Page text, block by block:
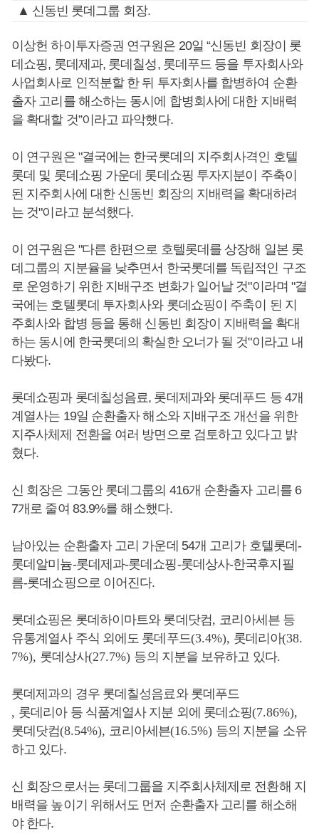
▲ 신동빈 롯데그룹 회장.
이상헌 하이투자증권 연구원은 20일 “신동빈 회장이 롯
데쇼핑, 롯데제과, 롯데칠성, 롯데푸드 등을 투자회사와
사업회사로 인적분할 한 뒤 투자회사를 합병하여 순환
출자 고리를 해소하는 동시에 합병회사에 대한 지배력
을 확대할 것”이라고 파악했다.
이 연구원은 "결국에는 한국롯데의 지주회사격인 호텔
롯데 및 롯데쇼핑 가운데 롯데쇼핑 투자지분이 주축이
된 지주회사에 대한 신동빈 회장의 지배력을 확대하려
는 것"이라고 분석했다.
이 연구원은 "다른 한편으로 호텔롯데를 상장해 일본 롯
데그룹의 지분율을 낮추면서 한국롯데를 독립적인 구조
로 운영하기 위한 지배구조 변화가 일어날 것"이라며 "결
국에는 호텔롯데 투자회사와 롯데쇼핑이 주축이 된 지
주회사와 합병 등을 통해 신동빈 회장이 지배력을 확대
하는 동시에 한국롯데의 확실한 오너가 될 것"이라고 내
다봤다.
롯데쇼핑과 롯데칠성음료, 롯데제과와 롯데푸드 등 4개
계열사는 19일 순환출자 해소와 지배구조 개선을 위한
지주사체제 전환을 여러 방면으로 검토하고 있다고 밝
혔다.
신 회장은 그동안 롯데그룹의 416개 순환출자 고리를 6
7개로 줄여 83.9%를 해소했다.
남아있는 순환출자 고리 가운데 54개 고리가 호텔롯데-
롯데알미늄-롯데제과-롯데쇼핑-롯데상사-한국후지필
름-롯데쇼핑으로 이어진다.
롯데쇼핑은 롯데하이마트와 롯데닷컴, 코리아세븐 등
유통계열사 주식 외에도 롯데푸드(3.4%), 롯데리아(38.
7%), 롯데상사(27.7%) 등의 지분을 보유하고 있다.
롯데제과의 경우 롯데칠성음료와 롯데푸드
, 롯데리아 등 식품계열사 지분 외에 롯데쇼핑(7.86%),
롯데닷컴(8.54%), 코리아세븐(16.5%) 등의 지분을 소유
하고 있다.
신 회장으로서는 롯데그룹을 지주회사체제로 전환해 지
배력을 높이기 위해서도 먼저 순환출자 고리를 해소해
야 한다.